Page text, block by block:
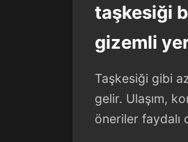
taşkesiği
gizemli
Taşkesiği gibi
gelir. Ulaşım,
öneriler faydalı